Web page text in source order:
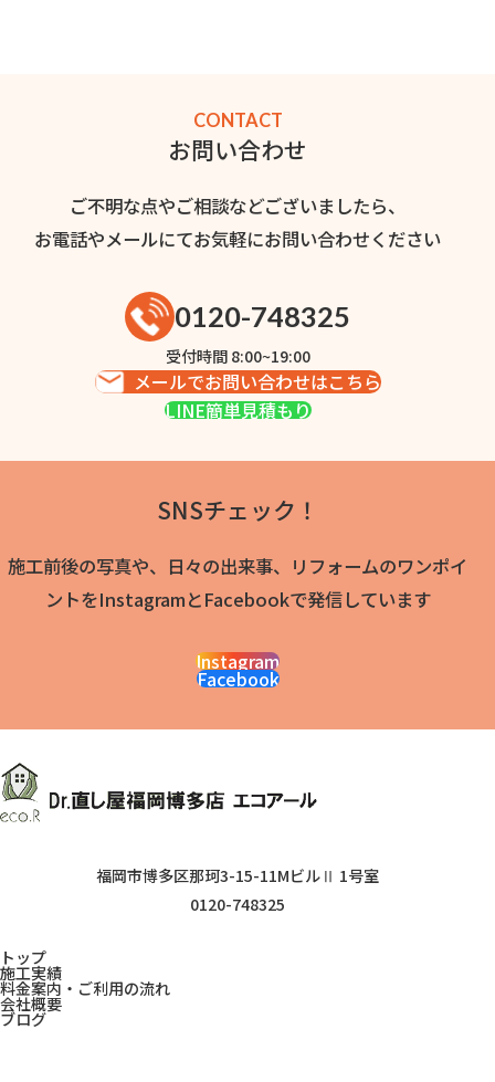
CONTACT
お問い合わせ
ご不明な点やご相談などございましたら、
お電話やメールにてお気軽にお問い合わせください
0120-748325
受付時間 8:00~19:00
メールでお問い合わせはこちら
LINE簡単見積もり
SNSチェック！
施工前後の写真や、日々の出来事、リフォームのワンポイ
ントをInstagramとFacebookで発信しています
Instagram
Facebook
福岡市博多区那珂3-15-11MビルⅡ 1号室
0120-748325
トップ
施工実績
料金案内・ご利用の流れ
会社概要
ブログ